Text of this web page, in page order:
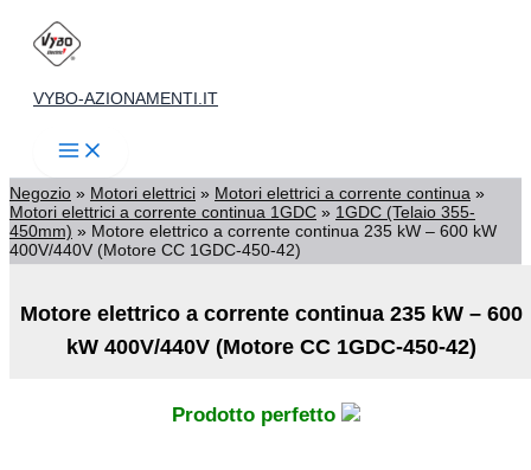
contenuto
VYBO-AZIONAMENTI.IT
Negozio » Motori elettrici » Motori elettrici a corrente continua »
Motori elettrici a corrente continua 1GDC » 1GDC (Telaio 355-
450mm) » Motore elettrico a corrente continua 235 kW – 600 kW
400V/440V (Motore CC 1GDC-450-42)
Motore elettrico a corrente continua 235 kW – 600
kW 400V/440V (Motore CC 1GDC-450-42)
Prodotto perfetto